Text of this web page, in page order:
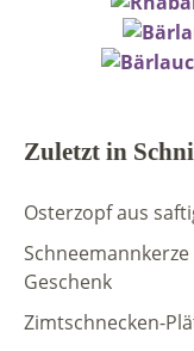
Zuletzt in
Osterzopf aus
Geschenk
Zimtschnecken-